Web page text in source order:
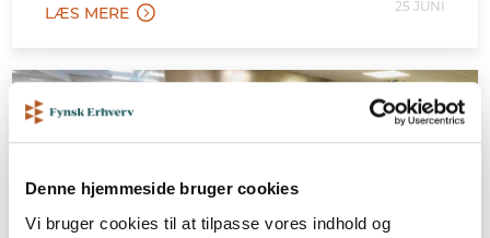
Denne hjemmeside bruger cookies
Vi bruger cookies til at tilpasse vores indhold og
LÆS MERE 25 JUNI